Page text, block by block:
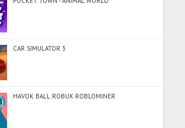
CAR SIMULATOR 3
HAVOK BALL ROBUX ROBLOMINER